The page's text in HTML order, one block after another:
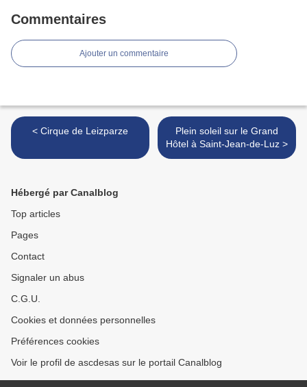
Commentaires
Ajouter un commentaire
< Cirque de Leizparze
Plein soleil sur le Grand
Hôtel à Saint-Jean-de-Luz >
Hébergé par Canalblog
Top articles
Pages
Contact
Signaler un abus
C.G.U.
Cookies et données personnelles
Préférences cookies
Voir le profil de ascdesas sur le portail Canalblog